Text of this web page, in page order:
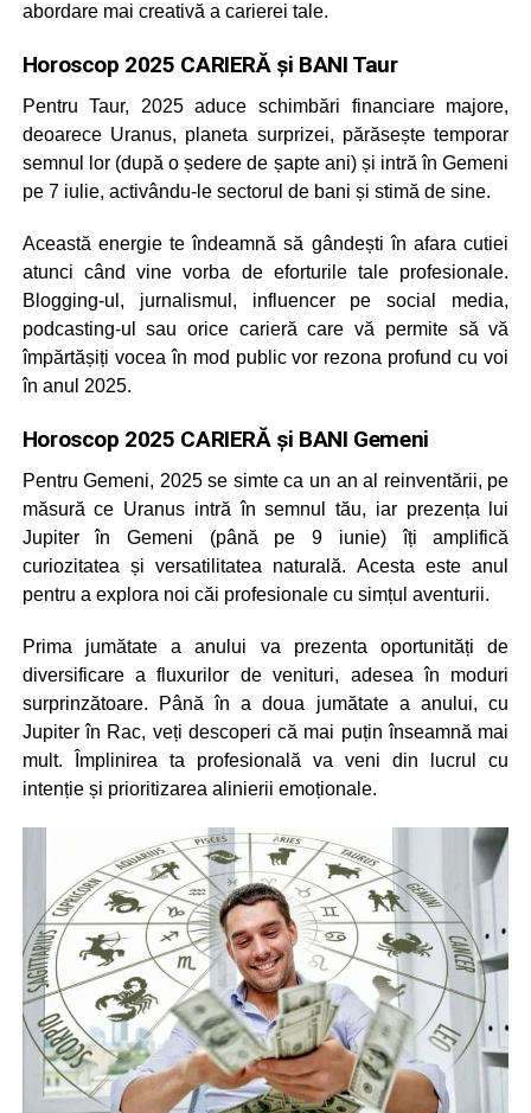
abordare mai creativă a carierei tale.
Horoscop 2025 CARIERĂ și BANI Taur
Pentru Taur, 2025 aduce schimbări financiare majore,
deoarece Uranus, planeta surprizei, părăsește temporar
semnul lor (după o ședere de șapte ani) și intră în Gemeni
pe 7 iulie, activându-le sectorul de bani și stimă de sine.
Această energie te îndeamnă să gândești în afara cutiei
atunci când vine vorba de eforturile tale profesionale.
Blogging-ul, jurnalismul, influencer pe social media,
podcasting-ul sau orice carieră care vă permite să vă
împărtășiți vocea în mod public vor rezona profund cu voi
în anul 2025.
Horoscop 2025 CARIERĂ și BANI Gemeni
Pentru Gemeni, 2025 se simte ca un an al reinventării, pe
măsură ce Uranus intră în semnul tău, iar prezența lui
Jupiter în Gemeni (până pe 9 iunie) îți amplifică
curiozitatea și versatilitatea naturală. Acesta este anul
pentru a explora noi căi profesionale cu simțul aventurii.
Prima jumătate a anului va prezenta oportunități de
diversificare a fluxurilor de venituri, adesea în moduri
surprinzătoare. Până în a doua jumătate a anului, cu
Jupiter în Rac, veți descoperi că mai puțin înseamnă mai
mult. Împlinirea ta profesională va veni din lucrul cu
intenție și prioritizarea alinierii emoționale.